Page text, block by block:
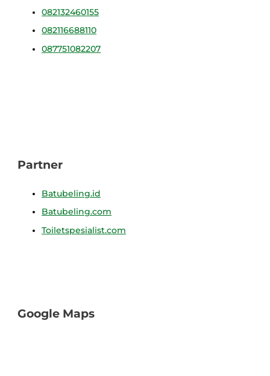
082132460155
082116688110
087751082207
Partner
Batubeling.id
Batubeling.com
Toiletspesialist.com
Google Maps